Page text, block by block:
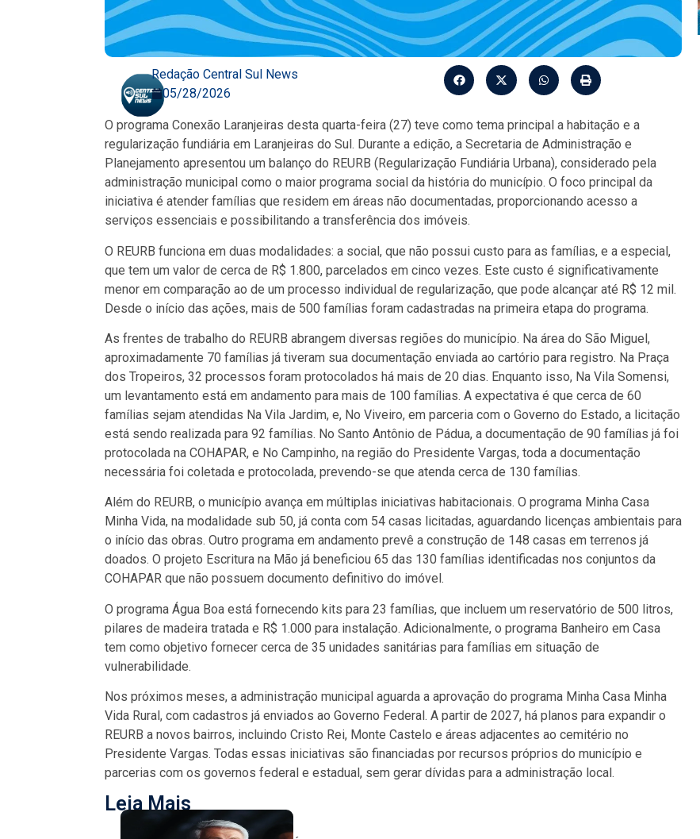
Redação Central Sul News
05/28/2026
O programa Conexão Laranjeiras desta quarta-feira (27) teve como tema principal a habitação e a
regularização fundiária em Laranjeiras do Sul. Durante a edição, a Secretaria de Administração e
Planejamento apresentou um balanço do REURB (Regularização Fundiária Urbana), considerado pela
administração municipal como o maior programa social da história do município. O foco principal da
iniciativa é atender famílias que residem em áreas não documentadas, proporcionando acesso a
serviços essenciais e possibilitando a transferência dos imóveis.
O REURB funciona em duas modalidades: a social, que não possui custo para as famílias, e a especial,
que tem um valor de cerca de R$ 1.800, parcelados em cinco vezes. Este custo é significativamente
menor em comparação ao de um processo individual de regularização, que pode alcançar até R$ 12 mil.
Desde o início das ações, mais de 500 famílias foram cadastradas na primeira etapa do programa.
As frentes de trabalho do REURB abrangem diversas regiões do município. Na área do São Miguel,
aproximadamente 70 famílias já tiveram sua documentação enviada ao cartório para registro. Na Praça
dos Tropeiros, 32 processos foram protocolados há mais de 20 dias. Enquanto isso, Na Vila Somensi,
um levantamento está em andamento para mais de 100 famílias. A expectativa é que cerca de 60
famílias sejam atendidas Na Vila Jardim, e, No Viveiro, em parceria com o Governo do Estado, a licitação
está sendo realizada para 92 famílias. No Santo Antônio de Pádua, a documentação de 90 famílias já foi
protocolada na COHAPAR, e No Campinho, na região do Presidente Vargas, toda a documentação
necessária foi coletada e protocolada, prevendo-se que atenda cerca de 130 famílias.
Além do REURB, o município avança em múltiplas iniciativas habitacionais. O programa Minha Casa
Minha Vida, na modalidade sub 50, já conta com 54 casas licitadas, aguardando licenças ambientais para
o início das obras. Outro programa em andamento prevê a construção de 148 casas em terrenos já
doados. O projeto Escritura na Mão já beneficiou 65 das 130 famílias identificadas nos conjuntos da
COHAPAR que não possuem documento definitivo do imóvel.
O programa Água Boa está fornecendo kits para 23 famílias, que incluem um reservatório de 500 litros,
pilares de madeira tratada e R$ 1.000 para instalação. Adicionalmente, o programa Banheiro em Casa
tem como objetivo fornecer cerca de 35 unidades sanitárias para famílias em situação de
vulnerabilidade.
Nos próximos meses, a administração municipal aguarda a aprovação do programa Minha Casa Minha
Vida Rural, com cadastros já enviados ao Governo Federal. A partir de 2027, há planos para expandir o
REURB a novos bairros, incluindo Cristo Rei, Monte Castelo e áreas adjacentes ao cemitério no
Presidente Vargas. Todas essas iniciativas são financiadas por recursos próprios do município e
parcerias com os governos federal e estadual, sem gerar dívidas para a administração local.
Leia Mais